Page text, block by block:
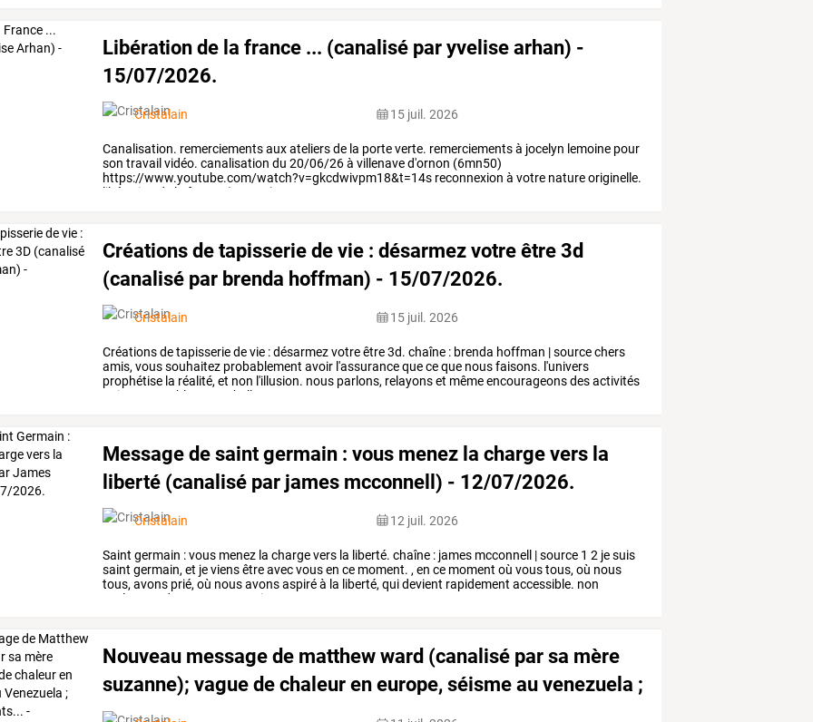
Libération de la france ... (canalisé par yvelise arhan) -
15/07/2026.
Cristalain 15 juil. 2026
Canalisation. remerciementsauxateliersde la porteverte. remerciementsà jocelyn lemoine pour
son travail vidéo. canalisation du 20/06/26à villenaved'ornon (6mn50)
https://www.youtube.com/watch?v=gkcdwivpm18&t=14s reconnexion à votre natureoriginelle.
libération
de la france (4mn41)
Créations de tapisserie de vie : désarmez votre être 3d
(canalisé par brenda hoffman) - 15/07/2026.
Cristalain 15 juil. 2026
Créationsdetapisseriedevie :désarmezvotreêtre3d. chaîne : brenda hoffman |sourcechers
amis, voussouhaitez probablement avoir l'assurancequeceque nousfaisons. l'univers
prophétise la réalité, et non l'illusion. nous parlons, relayonset mêmeencourageonsdesactivités
qui
semblent belles
Message de saint germain : vous menez la charge vers la
liberté (canalisé par james mcconnell) - 12/07/2026.
Cristalain 12 juil. 2026
Saint germain :vous menez la chargevers la liberté. chaîne : james mcconnell |source 1 2 jesuis
saint germain, et jeviensêtreavecvousen ce moment. , en ce moment où voustous, où nous
tous, avons prié, où nousavonsaspiréà la liberté, quidevient rapidement accessible. non
seulement
dans mais
Nouveau messagede matthewward (canalisé parsa mère
suzanne); vaguedechaleureneurope,séismeauvenezuela ;
…